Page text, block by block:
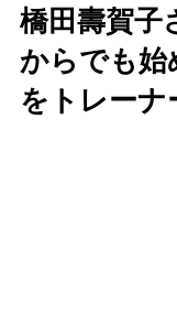
橋田壽賀子
からでも
をトレーナ